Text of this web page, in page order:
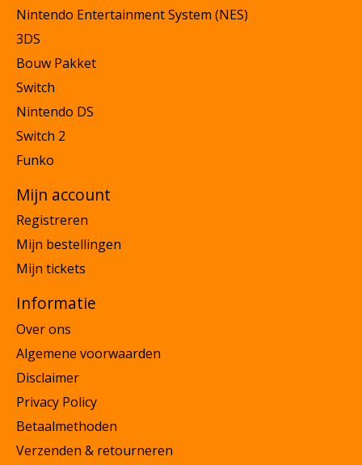
Nintendo Entertainment System (NES)
3DS
Bouw Pakket
Switch
Nintendo DS
Switch 2
Funko
Mijn account
Registreren
Mijn bestellingen
Mijn tickets
Informatie
Over ons
Algemene voorwaarden
Disclaimer
Privacy Policy
Betaalmethoden
Verzenden & retourneren